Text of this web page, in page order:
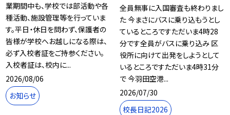
業期間中も、学校では部活動や各
種活動、施設管理等を行っていま
す。平日・休日を問わず、保護者の
皆様が学校へお越しになる際は、
必ず入校者証をご持参ください。
入校者証は、校内に...
2026/08/06
お知らせ
全員無事に入国審査も終わりまし
た 今まさにバスに乗り込もうとし
ているところですただいま4時28
分です全員がバスに乗り込み 区
役所に向けて出発をしようとして
いるところですただいま4時31分
で 今羽田空港...
2026/07/30
校長日記2026